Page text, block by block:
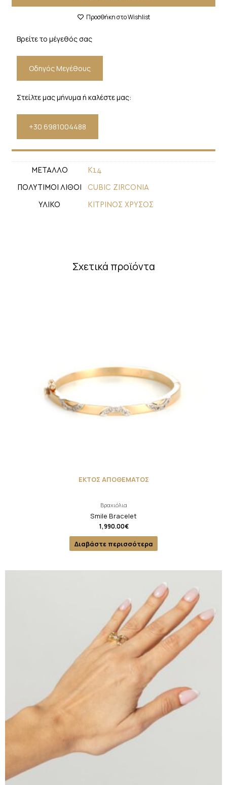
Προσθήκη στο Wishlist
Βρείτε το μέγεθός σας
Οδηγός Μεγέθους
Στείλτε μας μήνυμα ή καλέστε μας:
+30 6981004488
ΜΕΤΑΛΛΟ Κ14
ΠΟΛΥΤΙΜΟΙ ΛΙΘΟΙ CUBIC ZIRCONIA
ΥΛΙΚΟ ΚΙΤΡΙΝΟΣ ΧΡΥΣΟΣ
Σχετικά προϊόντα
ΕΚΤΟΣ ΑΠΟΘΕΜΑΤΟΣ
Βραχιόλια
Smile Bracelet
1,990.00€
Διαβάστε περισσότερα